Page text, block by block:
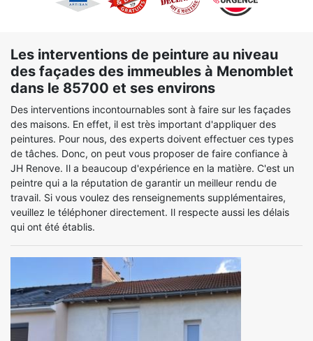
Les interventions de peinture au niveau
des façades des immeubles à Menomblet
dans le 85700 et ses environs
Des interventions incontournables sont à faire sur les façades
des maisons. En effet, il est très important d'appliquer des
peintures. Pour nous, des experts doivent effectuer ces types
de tâches. Donc, on peut vous proposer de faire confiance à
JH Renove. Il a beaucoup d'expérience en la matière. C'est un
peintre qui a la réputation de garantir un meilleur rendu de
travail. Si vous voulez des renseignements supplémentaires,
veuillez le téléphoner directement. Il respecte aussi les délais
qui ont été établis.